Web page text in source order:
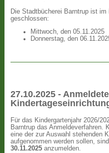
Die Stadtbücherei Barntrup ist
geschlossen:
Mittwoch, den 05.11.2025
Donnerstag, den
27.10.2025 -
Für das Kindergartenjahr 2026/
Barntrup das Anmeldeverfahren.
eine der zur Auswahl stehenden
aufgenommen werden sollen,
30.11.2025 anzumelden.